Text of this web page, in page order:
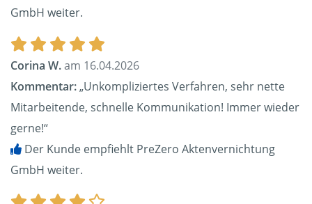
GmbH weiter.
Corina W.am 16.04.2026
Kommentar:„Unkompliziertes Verfahren, sehr nette
Mitarbeitende, schnelle Kommunikation! Immer wieder
gerne!“
Der Kunde empfiehlt PreZero Aktenvernichtung
GmbH weiter.